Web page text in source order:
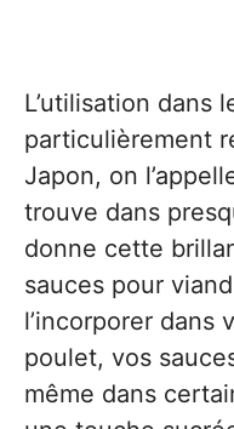
L’utilisation dans
particulièrement
Japon, on
trouve dans
donne cette
sauces pour
l’incorporer dans
poulet, vos
même dans